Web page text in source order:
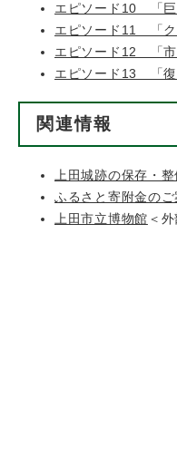
エピソード10 「巨
エピソード11 「ク
エピソード12 「市
エピソード13 「復
関連情報
上田城跡の保存・整
ふるさと寄附金のご
上田市立博物館 ＜